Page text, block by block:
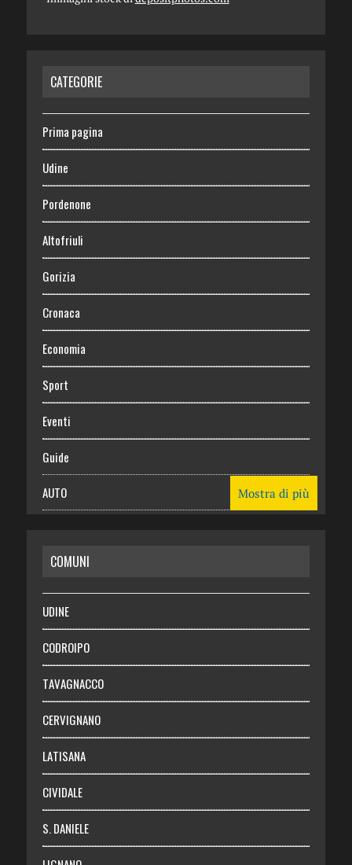
CATEGORIE
Prima pagina
Udine
Pordenone
Altofriuli
Gorizia
Cronaca
Economia
Sport
Eventi
Guide
AUTO
RISPARMIO
SALUTE
Necrologie
Chi siamo
Abbonati
Login
Mostra di più
COMUNI
UDINE
CODROIPO
TAVAGNACCO
CERVIGNANO
LATISANA
CIVIDALE
S. DANIELE